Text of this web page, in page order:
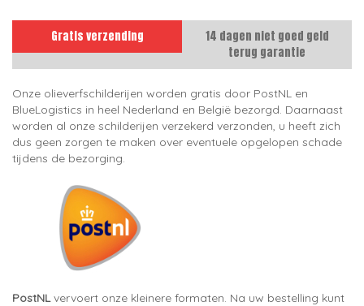
Gratis verzending
14 dagen niet goed geld
terug garantie
Onze olieverfschilderijen worden gratis door PostNL en
BlueLogistics in heel Nederland en België bezorgd. Daarnaast
worden al onze schilderijen verzekerd verzonden, u heeft zich
dus geen zorgen te maken over eventuele opgelopen schade
tijdens de bezorging.
PostNLvervoert onze kleinere formaten. Na uw bestelling kunt